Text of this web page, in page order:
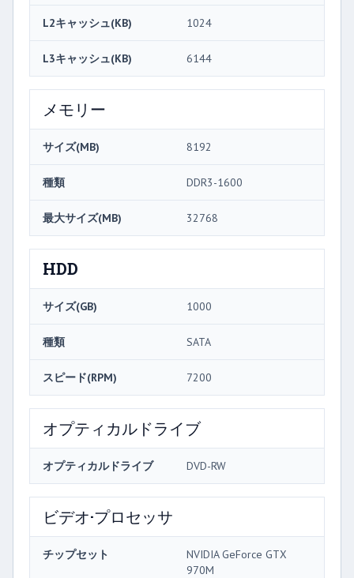
L2キャッシュ(KB) 1024
L3キャッシュ(KB) 6144
メモリー
サイズ(MB) 8192
種類 DDR3-1600
最大サイズ(MB) 32768
HDD
サイズ(GB) 1000
種類 SATA
スピード(RPM) 7200
オプティカルドライブ
オプティカルドライブ DVD-RW
ビデオ·プロセッサ
チップセット
NVIDIA GeForce GTX
970M